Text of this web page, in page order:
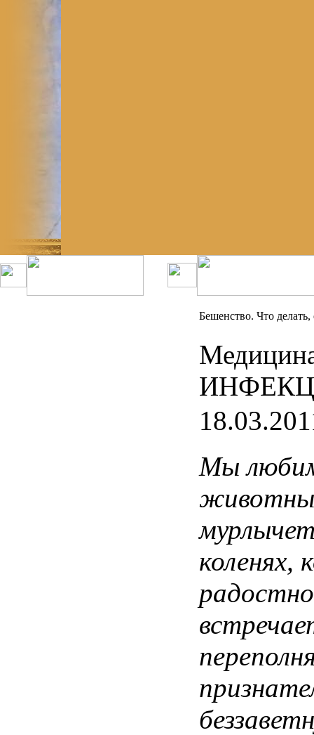
Бешенство. Что делать,
Мы
коленях,
радостно